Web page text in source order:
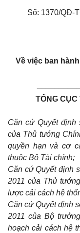
Số: 1370/QĐ-
Về việc ban
TỔNG
Căn cứ Quyết định
của Thủ tướng
quyền hạn và cơ
thuộc Bộ Tài chính;
Căn cứ Quyết định
2011 của Thủ
lược cải cách hệ
Căn cứ Quyết định
2011 của Bộ
hoạch cải cách hệ